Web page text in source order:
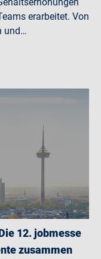
erarbeitet. Von
und…
12. jobmesse
zusammen